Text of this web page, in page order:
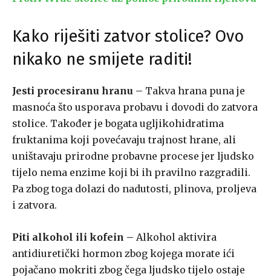
Kako riješiti zatvor stolice? Ovo
nikako ne smijete raditi!
Jesti procesiranu hranu – Takva hrana puna je
masnoća što usporava probavu i dovodi do zatvora
stolice. Također je bogata ugljikohidratima
fruktanima koji povećavaju trajnost hrane, ali
uništavaju prirodne probavne procese jer ljudsko
tijelo nema enzime koji bi ih pravilno razgradili.
Pa zbog toga dolazi do nadutosti, plinova, proljeva
i zatvora.
Piti alkohol ili kofein – Alkohol aktivira
antidiuretički hormon zbog kojega morate ići
pojačano mokriti zbog čega ljudsko tijelo ostaje